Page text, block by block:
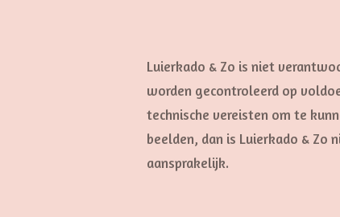
Luierkado & Zo is niet
worden gecontroleerd op
technische vereisten om te
beelden, dan is Luierkado &